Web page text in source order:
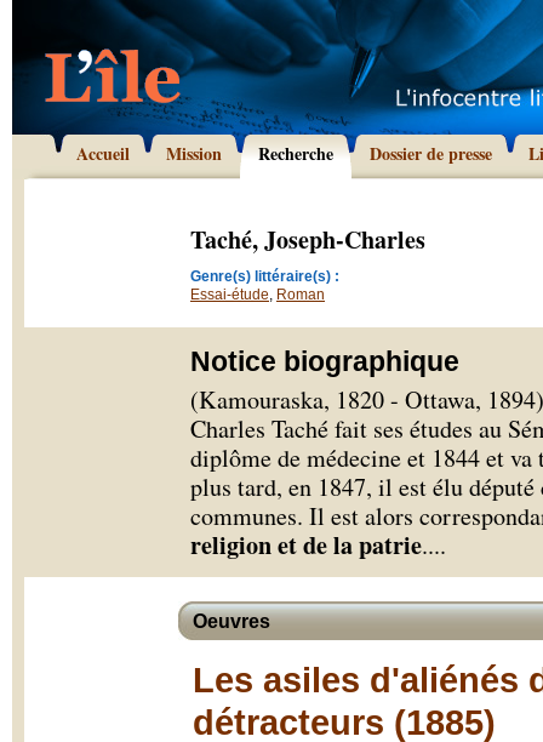
Accueil Mission Recherche Dossier de presse
Taché, Joseph-Charles
Genre(s) littéraire(s) :
Essai-étude, Roman
Notice biographique
(Kamouraska, 1820 - Ottawa,
Charles Taché fait ses études au
diplôme de médecine et 1844 et
plus tard, en 1847, il est élu
communes. Il est alors
religion et de la patrie....
Oeuvres
Les asiles d'aliénés
détracteurs (1885)